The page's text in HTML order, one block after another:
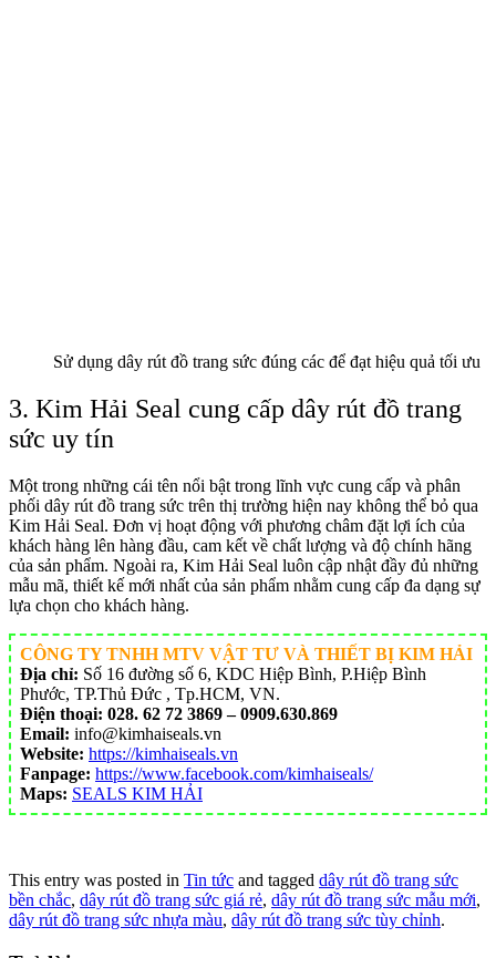
Sử dụng dây rút đồ trang sức đúng các để đạt hiệu quả tối ưu
3. Kim Hải Seal cung cấp dây rút đồ trang
sức uy tín
Một trong những cái tên nổi bật trong lĩnh vực cung cấp và phân
phối dây rút đồ trang sức trên thị trường hiện nay không thể bỏ qua
Kim Hải Seal. Đơn vị hoạt động với phương châm đặt lợi ích của
khách hàng lên hàng đầu, cam kết về chất lượng và độ chính hãng
của sản phẩm. Ngoài ra, Kim Hải Seal luôn cập nhật đầy đủ những
mẫu mã, thiết kế mới nhất của sản phẩm nhằm cung cấp đa dạng sự
lựa chọn cho khách hàng.
CÔNG TY TNHH MTV VẬT TƯ VÀ THIẾT BỊ KIM HẢI
Địa chỉ: Số 16 đường số 6, KDC Hiệp Bình, P.Hiệp Bình
Phước, TP.Thủ Đức , Tp.HCM, VN.
Điện thoại: 028. 62 72 3869 – 0909.630.869
Email: info@kimhaiseals.vn
Website: https://kimhaiseals.vn
Fanpage: https://www.facebook.com/kimhaiseals/
Maps: SEALS KIM HẢI
This entry was posted in Tin tức and tagged dây rút đồ trang sức
bền chắc, dây rút đồ trang sức giá rẻ, dây rút đồ trang sức mẫu mới,
dây rút đồ trang sức nhựa màu, dây rút đồ trang sức tùy chỉnh.